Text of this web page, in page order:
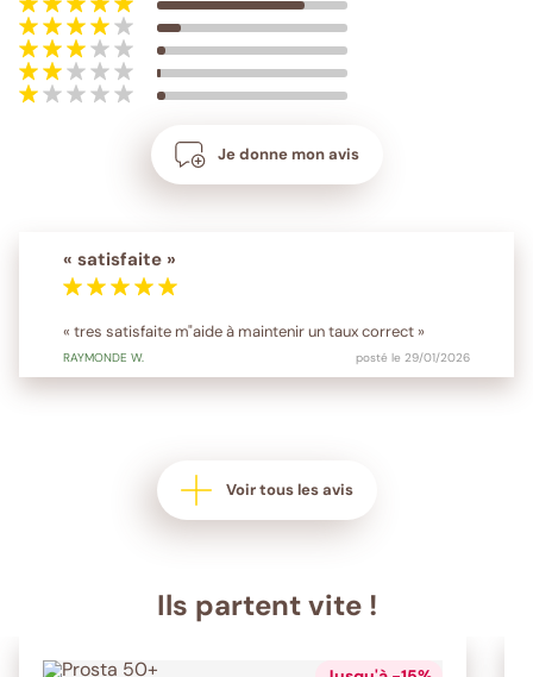
Je donne mon avis
« satisfaite »
« tres satisfaite m"aide à maintenir un taux correct »
RAYMONDE W. posté le 29/01/2026
Voir tous les avis
Ils partent vite !